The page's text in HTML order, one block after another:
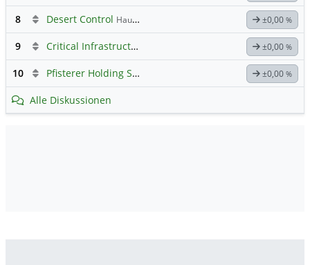
8 Desert Control Hauptdiskussion ±0,00 %
9 Critical Infrastructure Technologies Hauptdiskussion
±0,00 %
10 Pfisterer Holding SE Inhaber-Akt Hauptdiskussion±0,00 %
Alle Diskussionen